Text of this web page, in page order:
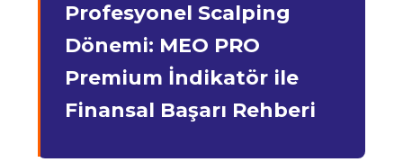
Profesyonel Scalping
Dönemi: MEO PRO
Premium İndikatör ile
Finansal Başarı Rehberi